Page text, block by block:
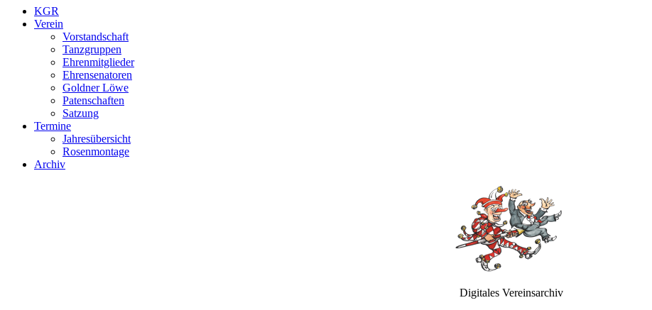
KGR
Verein
Vorstandschaft
Tanzgruppen
Ehrenmitglieder
Ehrensenatoren
Goldner Löwe
Patenschaften
Satzung
Termine
Jahresübersicht
Rosenmontage
Archiv
Digitales Vereinsarchiv